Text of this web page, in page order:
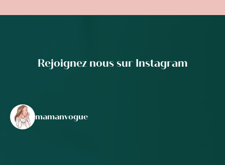
Rejoignez nous sur Instagram
mamanvogue